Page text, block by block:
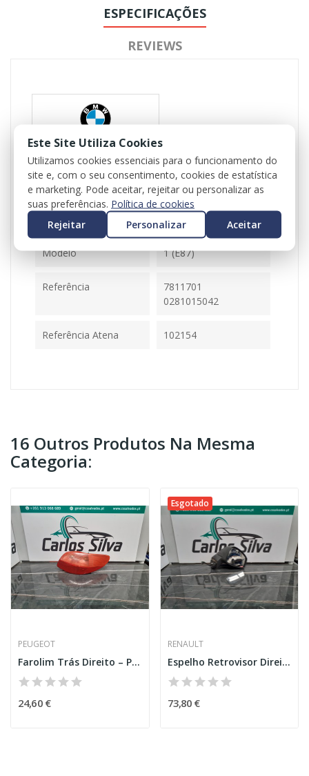
ESPECIFICAÇÕES
REVIEWS
Referência 102154
Disponível 1 Item
Ficha Informativa
Modelo 1 (E87)
Referência
7811701
0281015042
Referência Atena 102154
16 Outros Produtos Na Mesma
Categoria:
PEUGEOT
Farolim Trás Direito – PEUGEOT 206 HATCHBACK...
24,60 €
Esgotado
RENAULT
Espelho Retrovisor Direito – RENAULT GRAND...
73,80 €
Este Site Utiliza Cookies
Utilizamos cookies essenciais para o funcionamento do
site e, com o seu consentimento, cookies de estatística
e marketing. Pode aceitar, rejeitar ou personalizar as
suas preferências. Política de cookies
Rejeitar
Personalizar Aceitar